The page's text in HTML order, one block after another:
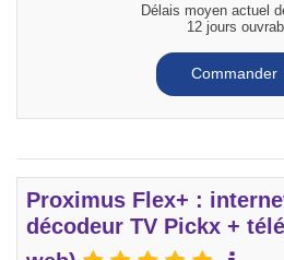
Délais moyen actuel
12 jours
Commander
Proximus Flex+ :
décodeur TV Pickx +